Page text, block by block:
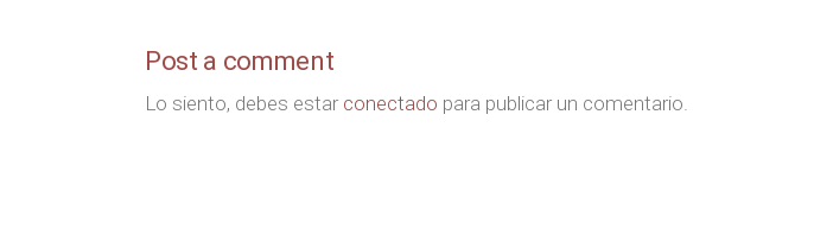
Post a comment
Lo siento, debes estar conectado para publicar un comentario.